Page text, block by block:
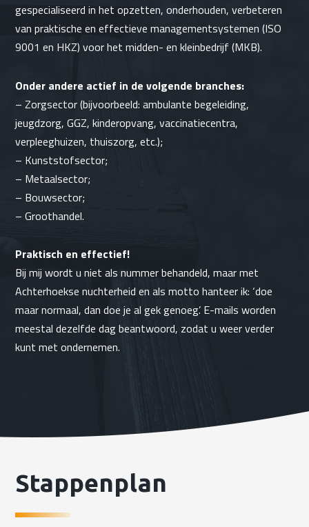
gespecialiseerd in het opzetten, onderhouden, verbeteren
van praktische en effectieve managementsystemen (ISO
9001 en HKZ) voor het midden- en kleinbedrijf (MKB).
Onder andere actief in de volgende branches:
–Zorgsector(bijvoorbeeld:ambulante begeleiding,
jeugdzorg, GGZ,kinderopvang, vaccinatiecentra,
verpleeghuizen, thuiszorg, etc.);
– Kunststofsector;
– Metaalsector;
– Bouwsector;
– Groothandel.
Praktisch en effectief!
Bij mij wordt u niet als nummer behandeld, maar met
Achterhoekse nuchterheid en als motto hanteer ik: ‘doe
maar normaal, dan doe je al gek genoeg’. E-mails worden
meestal dezelfde dag beantwoord, zodat u weer verder
kunt met ondernemen.
Stappenplan